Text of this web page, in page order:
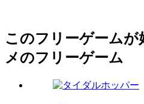
このフリーゲームが
メのフリーゲーム